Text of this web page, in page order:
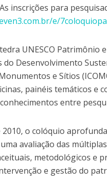
inscrições para
e/
UNESCO Patrimônio
do Desenvolvimento
e Sítios
painéis temáticos e
entre
o colóquio
avaliação das
metodológicos e
e gestão do